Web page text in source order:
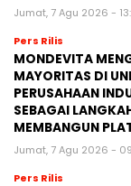
Jumat, 7 Agu 2026 -
Pers Rilis
MONDEVITA
MAYORITAS DI
PERUSAHAAN
SEBAGAI
MEMBANGUN
Jumat, 7 Agu 2026 -
Pers Rilis